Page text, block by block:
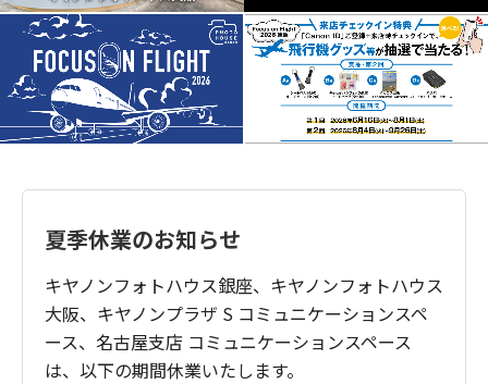
夏季休業のお知らせ
キヤノンフォトハウス銀座、キヤノンフォトハウス
大阪、キヤノンプラザ S コミュニケーションスペ
ース、名古屋支店 コミュニケーションスペース
は、以下の期間休業いたします。